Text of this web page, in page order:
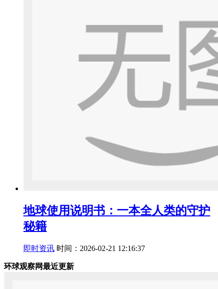
地球使用说明书：一本全人类的守护
秘籍
即时资讯 时间：2026-02-21 12:16:37
环球观察网最近更新